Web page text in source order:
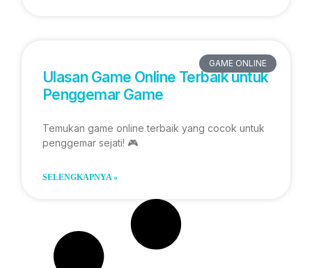
GAME ONLINE
Ulasan Game Online Terbaik untuk
Penggemar Game
Temukan game online terbaik yang cocok untuk
penggemar sejati! 🎮
SELENGKAPNYA »